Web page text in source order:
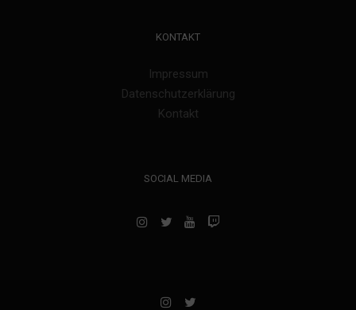
KONTAKT
Impressum
Datenschutzerklärung
Kontakt
SOCIAL MEDIA